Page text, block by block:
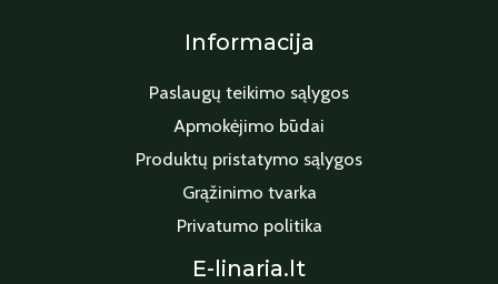
Informacija
Paslaugų teikimo sąlygos
Apmokėjimo būdai
Produktų pristatymo sąlygos
Grąžinimo tvarka
Privatumo politika
E-linaria.lt